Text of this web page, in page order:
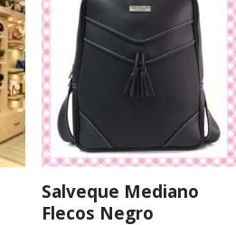
Salveque Mediano
Flecos Negro